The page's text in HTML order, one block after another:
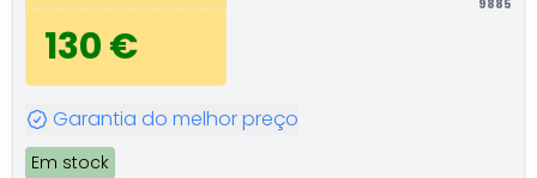
130 €
9885
Garantia do melhor preço
Em stock